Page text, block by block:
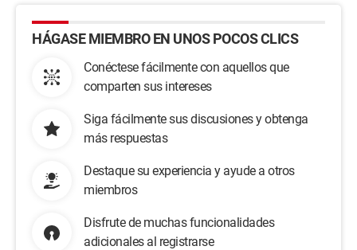
HÁGASE MIEMBRO EN UNOS POCOS CLICS
Conéctese fácilmente con aquellos que
comparten sus intereses
Siga fácilmente sus discusiones y obtenga
más respuestas
Destaque su experiencia y ayude a otros
miembros
Disfrute de muchas funcionalidades
adicionales al registrarse